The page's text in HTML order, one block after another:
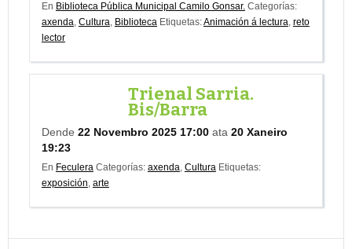
En Biblioteca Pública Municipal Camilo Gonsar. Categorías:
axenda, Cultura, Biblioteca Etiquetas:Animación á lectura, reto
lector
Trienal Sarria.
Bis/Barra
Dende 22 Novembro 2025 17:00 ata 20 Xaneiro
19:23
En Feculera Categorías: axenda, Cultura Etiquetas:
exposición, arte